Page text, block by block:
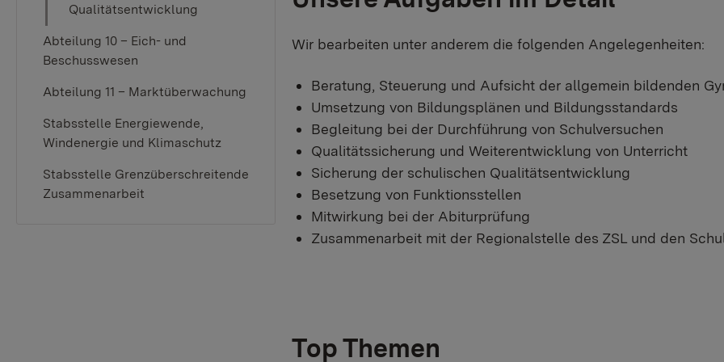
Qualitätsentwicklung
Abteilung 10 – Eich- und
Beschusswesen
Abteilung 11 – Marktüberwachung
Stabsstelle Energiewende,
Windenergie und Klimaschutz
Stabsstelle Grenzüberschreitende
Zusammenarbeit
Wir bearbeiten unter anderem die folgenden Angelegenheiten:
Beratung, Steuerung und Aufsicht der allgemein bildenden
Umsetzung von Bildungsplänen und Bildungsstandards
Begleitung bei der Durchführung von Schulversuchen
Qualitätssicherung und Weiterentwicklung von Unterricht
Sicherung der schulischen Qualitätsentwicklung
Besetzung von Funktionsstellen
Mitwirkung bei der Abiturprüfung
Zusammenarbeit mit der Regionalstelle des ZSL und den
Top Themen